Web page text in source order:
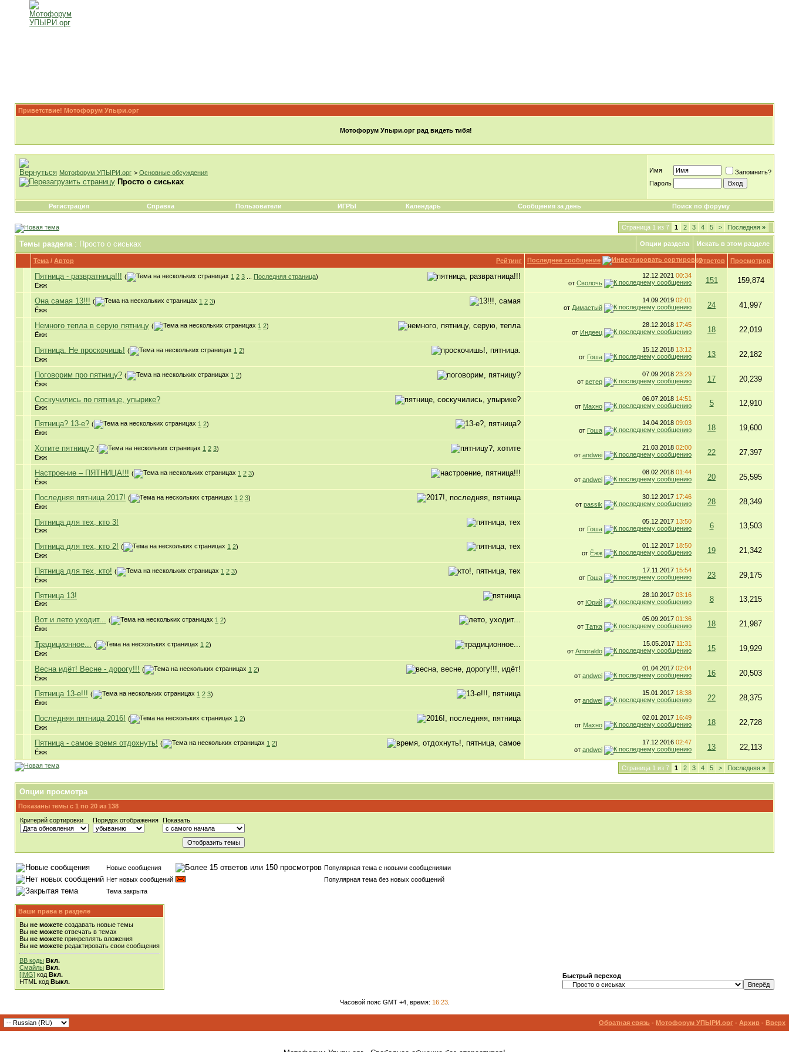
Приветствие! Мотофорум Упыри.орг
Мотофорум Упыри.орг рад видеть тибя!
Мотофорум УПЫРИ.орг > Основные обсуждения
Просто о сиськах
Имя
Запомнить?
Пароль
Регистрация Справка Пользователи ИГРЫ Календарь Сообщения за день Поиск по форуму
Страница 1 из 7 1 2 3 4 5 > Последняя »
Темы раздела: Просто о сиськах Опции раздела Искать в этом разделе
Рейтинг
Тема / Автор Последнее сообщение Ответов Просмотров
Пятница - развратница!!! ( 1 2 3 Последняя страница)
Ёжж
12.12.2021 00:34
от Сволочь 151 159,874
Она самая 13!!! ( 1 2 3)
Ёжж
14.09.2019 02:01
от Димастый 24 41,997
Немного тепла в серую пятницу ( 1 2)
Ёжж
28.12.2018 17:45
от Индеец 18 22,019
Пятница. Не проскочишь! ( 1 2)
Ёжж
15.12.2018 13:12
от Гоша 13 22,182
Поговорим про пятницу? ( 1 2)
Ёжж
07.09.2018 23:29
от ветер 17 20,239
Соскучились по пятнице, упырике?
Ёжж
06.07.2018 14:51
от Махно 5 12,910
Пятница? 13-е? ( 1 2)
Ёжж
14.04.2018 09:03
от Гоша 18 19,600
Хотите пятницу? ( 1 2 3)
Ёжж
21.03.2018 02:00
от andwei 22 27,397
Настроение – ПЯТНИЦА!!! ( 1 2 3)
Ёжж
08.02.2018 01:44
от andwei 20 25,595
Последняя пятница 2017! ( 1 2 3)
Ёжж
30.12.2017 17:46
от passik 28 28,349
Пятница для тех, кто 3!
Ёжж
05.12.2017 13:50
от Гоша 6 13,503
Пятница для тех, кто 2! ( 1 2)
Ёжж
01.12.2017 18:50
от Ёжж 19 21,342
Пятница для тех, кто! ( 1 2 3)
Ёжж
17.11.2017 15:54
от Гоша 23 29,175
Пятница 13!
Ёжж
28.10.2017 03:16
от Юрий 8 13,215
Вот и лето уходит... ( 1 2)
Ёжж
05.09.2017 01:36
от Татка 18 21,987
Традиционное... ( 1 2)
Ёжж
15.05.2017 11:31
от Amoraldo 15 19,929
Весна идёт! Весне - дорогу!!! ( 1 2)
Ёжж
01.04.2017 02:04
от andwei 16 20,503
Пятница 13-е!!! ( 1 2 3)
Ёжж
15.01.2017 18:38
от andwei 22 28,375
Последняя пятница 2016! ( 1 2)
Ёжж
02.01.2017 16:49
от Махно 18 22,728
Пятница - самое время отдохнуть! ( 1 2)
Ёжж
17.12.2016 02:47
от andwei 13 22,113
Страница 1 из 7 1 2 3 4 5 > Последняя »
Опции просмотра
Показаны темы с 1 по 20 из 138
Критерий сортировки
Порядок отображения Показать
Новые сообщения
Популярная тема с новыми сообщениями
Нет новых сообщений
Популярная тема без новых сообщений
Тема закрыта
Ваши права в разделе
Вы не можете создавать новые темы
Вы не можете отвечать в темах
Вы не можете прикреплять вложения
Вы не можете редактировать свои сообщения
BB коды Вкл.
Смайлы Вкл.
[IMG] код Вкл.
HTML код Выкл.
Быстрый переход
Часовой пояс GMT +4, время: 16:23.
Обратная связь - Мотофорум УПЫРИ.орг - Архив - Вверх